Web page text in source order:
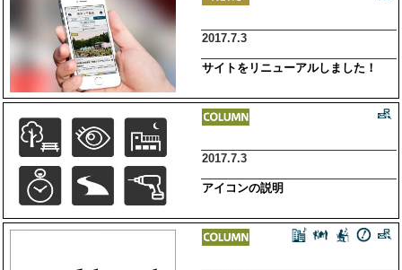
2017.7.3
サイトをリニューアルしました！
2017.7.3
アイコンの説明